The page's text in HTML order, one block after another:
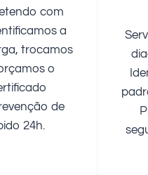
com
a
trocamos
o
de
24h.